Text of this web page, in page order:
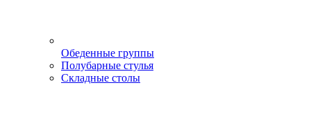
Обеденные группы
Полубарные стулья
Складные столы